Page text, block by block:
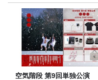
空気階段 第9回単独公演